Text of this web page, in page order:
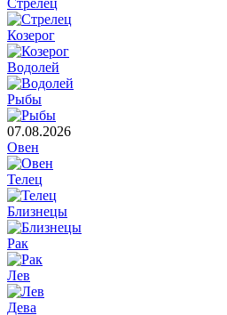
Стрелец
Козерог
Водолей
Рыбы
07.08.2026
Овен
Телец
Близнецы
Рак
Лев
Дева